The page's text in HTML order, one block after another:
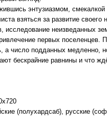
энтузиазмом,
взяться за развитие своего
исследование неизведанных
первых поселенцев.
а число подданных медленно,
бескрайние равнины и что
(полухардсаб), русские